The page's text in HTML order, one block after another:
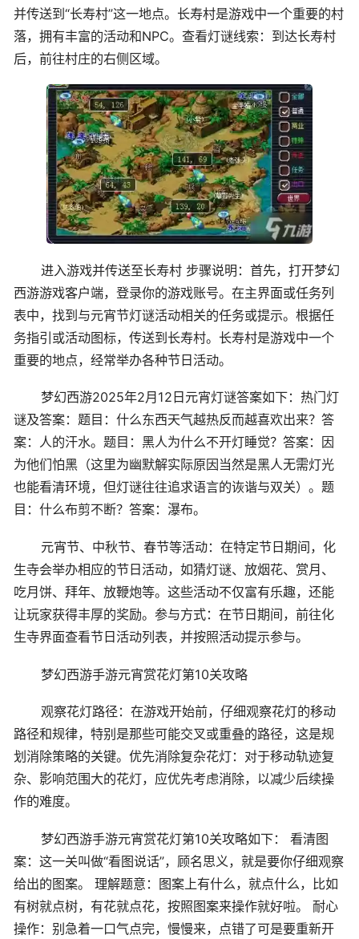
并传送到“长寿村”这一地点。长寿村是游戏中一个重要的村
落，拥有丰富的活动和NPC。查看灯谜线索：到达长寿村
后，前往村庄的右侧区域。
进入游戏并传送至长寿村 步骤说明：首先，打开梦幻
西游游戏客户端，登录你的游戏账号。在主界面或任务列
表中，找到与元宵节灯谜活动相关的任务或提示。根据任
务指引或活动图标，传送到长寿村。长寿村是游戏中一个
重要的地点，经常举办各种节日活动。
梦幻西游2025年2月12日元宵灯谜答案如下：热门灯
谜及答案：题目：什么东西天气越热反而越喜欢出来？答
案：人的汗水。题目：黑人为什么不开灯睡觉？答案：因
为他们怕黑（这里为幽默解实际原因当然是黑人无需灯光
也能看清环境，但灯谜往往追求语言的诙谐与双关）。题
目：什么布剪不断？答案：瀑布。
元宵节、中秋节、春节等活动：在特定节日期间，化
生寺会举办相应的节日活动，如猜灯谜、放烟花、赏月、
吃月饼、拜年、放鞭炮等。这些活动不仅富有乐趣，还能
让玩家获得丰厚的奖励。参与方式：在节日期间，前往化
生寺界面查看节日活动列表，并按照活动提示参与。
梦幻西游手游元宵赏花灯第10关攻略
观察花灯路径：在游戏开始前，仔细观察花灯的移动
路径和规律，特别是那些可能交叉或重叠的路径，这是规
划消除策略的关键。优先消除复杂花灯：对于移动轨迹复
杂、影响范围大的花灯，应优先考虑消除，以减少后续操
作的难度。
梦幻西游手游元宵赏花灯第10关攻略如下： 看清图
案：这一关叫做“看图说话”，顾名思义，就是要你仔细观察
给出的图案。 理解题意：图案上有什么，就点什么，比如
有树就点树，有花就点花，按照图案来操作就好啦。 耐心
操作：别急着一口气点完，慢慢来，点错了可是要重新开